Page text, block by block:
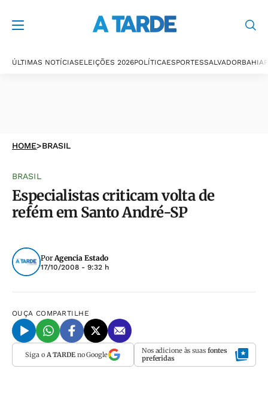
ÚLTIMAS NOTÍCIASELEIÇÕES 2026POLÍTICAESPORTESSALVADORBAHIA
HOME>BRASIL
BRASIL
Especialistas criticam volta de
refém em Santo André-SP
PorAgencia Estado
17/10/2008 - 9:32 h
OUÇA COMPARTILHE
Siga o A TARDEno Google Nos adicione às suas fontes
preferidas